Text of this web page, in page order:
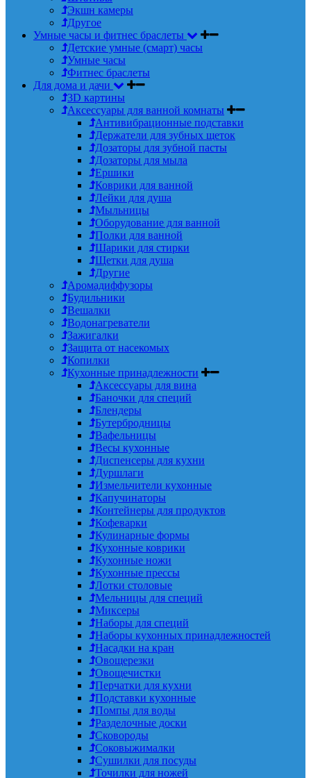
Экшн камеры
Другое
Умные часы и фитнес браслеты
Детские умные (смарт) часы
Умные часы
Фитнес браслеты
Для дома и дачи
3D картины
Аксессуары для ванной комнаты
Антивибрационные подставки
Держатели для зубных щеток
Дозаторы для зубной пасты
Дозаторы для мыла
Ершики
Коврики для ванной
Лейки для душа
Мыльницы
Оборудование для ванной
Полки для ванной
Шарики для стирки
Щетки для душа
Другие
Аромадиффузоры
Будильники
Вешалки
Водонагреватели
Зажигалки
Защита от насекомых
Копилки
Кухонные принадлежности
Аксессуары для вина
Баночки для специй
Блендеры
Бутербродницы
Вафельницы
Весы кухонные
Диспенсеры для кухни
Дуршлаги
Измельчители кухонные
Капучинаторы
Контейнеры для продуктов
Кофеварки
Кулинарные формы
Кухонные коврики
Кухонные ножи
Кухонные прессы
Лотки столовые
Мельницы для специй
Миксеры
Наборы для специй
Наборы кухонных принадлежностей
Насадки на кран
Овощерезки
Овощечистки
Перчатки для кухни
Подставки кухонные
Помпы для воды
Разделочные доски
Сковороды
Соковыжималки
Сушилки для посуды
Точилки для ножей